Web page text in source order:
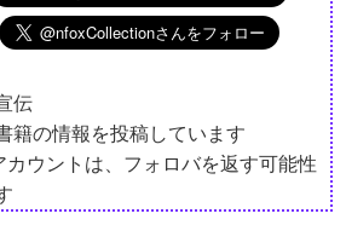
伝
籍の情報を投稿しています
ウントは、フォロバを返す可能性